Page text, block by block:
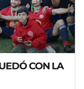
CON LA